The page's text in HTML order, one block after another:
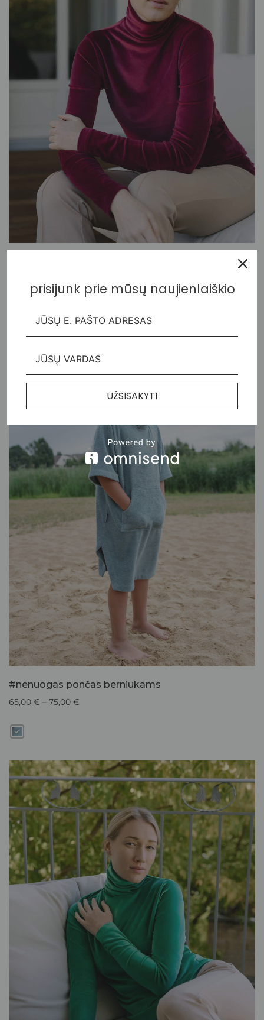
#nenuogas pončas berniukams
65,00 € – 75,00 €
prisijunk prie mūsų naujienlaiškio
UŽSISAKYTI